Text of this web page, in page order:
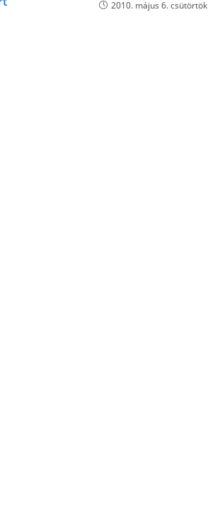
2010. május 6. csütörtök